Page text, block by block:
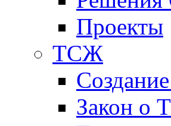
Проекты
ТСЖ
Закон о